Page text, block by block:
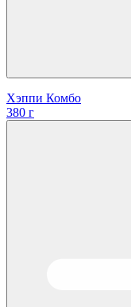
Хэппи Комбо
380 г